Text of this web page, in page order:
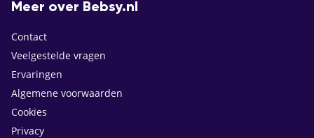
Meer over Bebsy.nl
Contact
Veelgestelde vragen
Ervaringen
Algemene voorwaarden
Cookies
Privacy